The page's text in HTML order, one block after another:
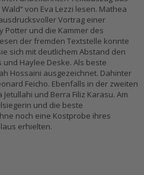
von Eva Lezzi lesen. Mathea
Vortrag einer
Potter und die Kammer des
der fremden Textstelle konnte
sich mit deutlichem Abstand den
Haylee Deske. Als beste
Hossaini ausgezeichnet. Dahinter
Feicho. Ebenfalls in der zweiten
und Berra Filiz Karasu. Am
und die beste
noch eine Kostprobe ihres
erhielten.